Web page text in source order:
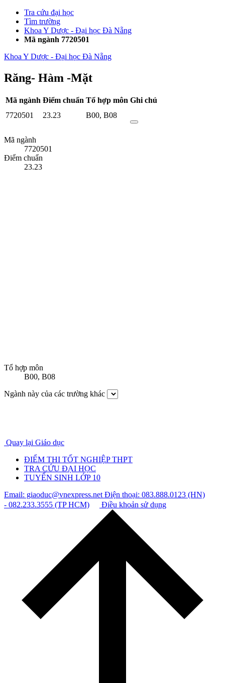
Tra cứu đại học
Tìm trường
Khoa Y Dược - Đại học Đà Nẵng
Mã ngành 7720501
Khoa Y Dược - Đại học Đà Nẵng
Răng- Hàm -Mặt
Mã ngành Điểm chuẩn Tổ hợp môn Ghi chú
7720501
23.23 B00, B08
Mã ngành
7720501
Điểm chuẩn
23.23
Tổ hợp môn
B00, B08
Ngành này của các trường khác
Quay lại Giáo dục
ĐIỂM THI TỐT NGHIỆP THPT
TRA CỨU ĐẠI HỌC
TUYỂN SINH LỚP 10
Email: giaoduc@vnexpress.netĐiện thoại: 083.888.0123 (HN)
- 082.233.3555 (TP HCM)
Điều khoản sử dụng